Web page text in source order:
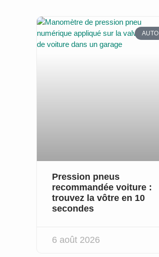
AUTO
Pression pneus
recommandée voiture :
trouvez la vôtre en 10
secondes
6 août 2026